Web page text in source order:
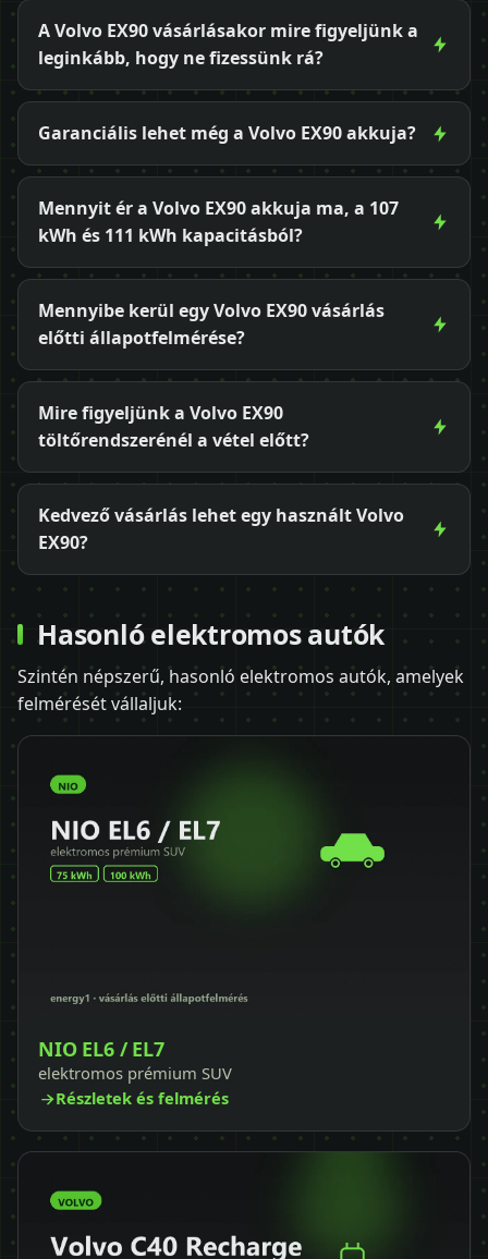
A Volvo EX90 vásárlásakor mire figyeljünk a
leginkább, hogy ne fizessünk rá?
Garanciális lehet még a Volvo EX90 akkuja?
Mennyit ér a Volvo EX90 akkuja ma, a 107
kWh és 111 kWh kapacitásból?
Mennyibe kerül egy Volvo EX90 vásárlás
előtti állapotfelmérése?
Mire figyeljünk a Volvo EX90
töltőrendszerénél a vétel előtt?
Kedvező vásárlás lehet egy használt Volvo
EX90?
Hasonló elektromos autók
Szintén népszerű, hasonló elektromos autók, amelyek
felmérését vállaljuk:
NIO EL6 / EL7
elektromos prémium SUV
Részletek és felmérés